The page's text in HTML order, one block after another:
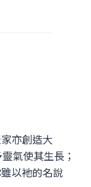
亦創造大
氣使其生長；
以衪的名說